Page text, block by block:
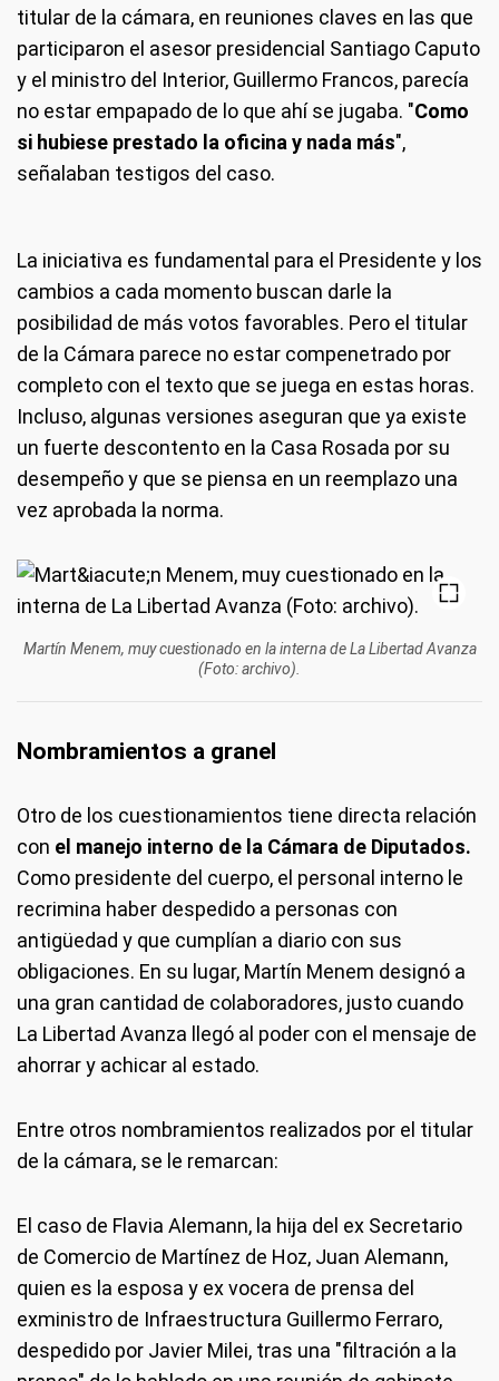
titular de la cámara, en reuniones claves en las que
participaron el asesor presidencial Santiago Caputo
y el ministro del Interior, Guillermo Francos, parecía
no estar empapado de lo que ahí se jugaba. "Como
si hubiese prestado la oficina y nada más",
señalaban testigos del caso.
La iniciativa es fundamental para el Presidente y los
cambios a cada momento buscan darle la
posibilidad de más votos favorables. Pero el titular
de la Cámara parece no estar compenetrado por
completo con el texto que se juega en estas horas.
Incluso, algunas versiones aseguran que ya existe
un fuerte descontento en la Casa Rosada por su
desempeño y que se piensa en un reemplazo una
vez aprobada la norma.
Martín Menem, muy cuestionado en la interna de La Libertad Avanza
(Foto: archivo).
Nombramientos a granel
Otro de los cuestionamientos tiene directa relación
con el manejo interno de la Cámara de Diputados.
Como presidente del cuerpo, el personal interno le
recrimina haber despedido a personas con
antigüedad y que cumplían a diario con sus
obligaciones. En su lugar, Martín Menem designó a
una gran cantidad de colaboradores, justo cuando
La Libertad Avanza llegó al poder con el mensaje de
ahorrar y achicar al estado.
Entre otros nombramientos realizados por el titular
de la cámara, se le remarcan:
El caso de Flavia Alemann, la hija del ex Secretario
de Comercio de Martínez de Hoz, Juan Alemann,
quien es la esposa y ex vocera de prensa del
exministro de Infraestructura Guillermo Ferraro,
despedido por Javier Milei, tras una "filtración a la